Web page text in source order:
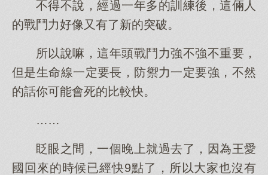
不得不說，經過一年多的訓練後，這倆人
的戰鬥力好像又有了新的突破。
所以說嘛，這年頭戰鬥力強不強不重要，
但是生命線一定要長，防禦力一定要強，不然
的話你可能會死的比較快。
……
眨眼之間，一個晚上就過去了，因為王愛
國回來的時候已經快9點了，所以大家也沒有